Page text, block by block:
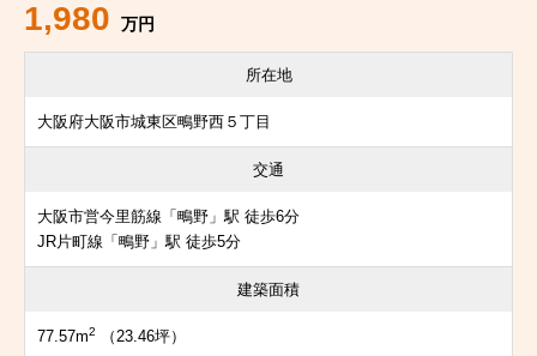
1,980 万円
所在地
大阪府大阪市城東区鴫野西５丁目
交通
大阪市営今里筋線「鴫野」駅 徒歩6分
JR片町線「鴫野」駅 徒歩5分
建築面積
77.57m2 （23.46坪）